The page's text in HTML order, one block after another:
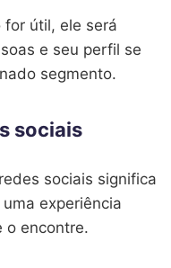
útil, ele será
e seu perfil se
segmento.
sociais
sociais significa
experiência
o encontre.